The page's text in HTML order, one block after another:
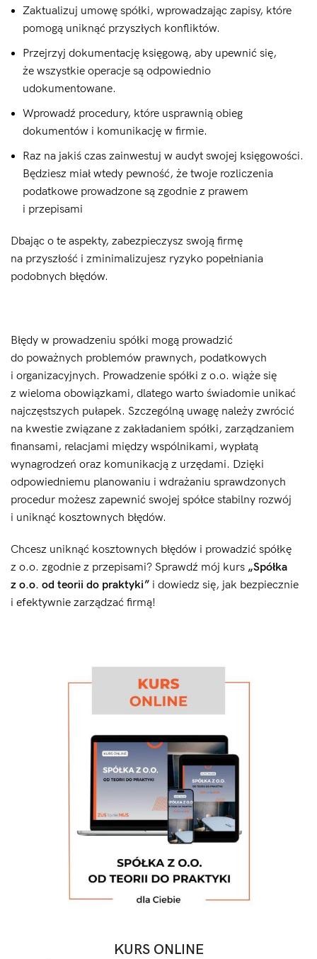
Zaktualizuj umowę spółki, wprowadzając zapisy, które
pomogą uniknąć przyszłych konfliktów.
Przejrzyj dokumentację księgową, aby upewnić się,
że wszystkie operacje są odpowiednio
udokumentowane.
Wprowadź procedury, które usprawnią obieg
dokumentów i komunikację w firmie.
Raz na jakiś czas zainwestuj w audyt swojej księgowości.
Będziesz miał wtedy pewność, że twoje rozliczenia
podatkowe prowadzone są zgodnie z prawem
i przepisami
Dbając o te aspekty, zabezpieczysz swoją firmę
na przyszłość i zminimalizujesz ryzyko popełniania
podobnych błędów.
Błędy w prowadzeniu spółki mogą prowadzić
do poważnych problemów prawnych, podatkowych
i organizacyjnych. Prowadzenie spółki z o.o. wiąże się
z wieloma obowiązkami, dlatego warto świadomie unikać
najczęstszych pułapek. Szczególną uwagę należy zwrócić
na kwestie związane z zakładaniem spółki, zarządzaniem
finansami, relacjami między wspólnikami, wypłatą
wynagrodzeń oraz komunikacją z urzędami. Dzięki
odpowiedniemu planowaniu i wdrażaniu sprawdzonych
procedur możesz zapewnić swojej spółce stabilny rozwój
i uniknąć kosztownych błędów.
Chcesz uniknąć kosztownych błędów i prowadzić spółkę
z o.o. zgodnie z przepisami? Sprawdź mój kurs „Spółka
z o.o. od teorii do praktyki” i dowiedz się, jak bezpiecznie
i efektywnie zarządzać firmą!
KURS ONLINE